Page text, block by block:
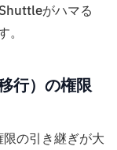
がハマる
行）の権限
の引き継ぎが大